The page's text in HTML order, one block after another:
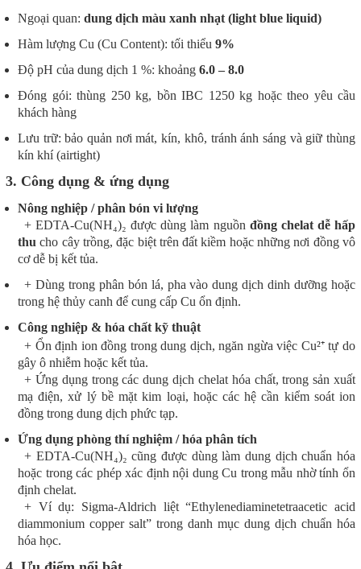
Ngoại quan: dung dịch màu xanh nhạt (light blue liquid)
Hàm lượng Cu (Cu Content): tối thiểu 9%
Độ pH của dung dịch 1 %: khoảng 6.0 – 8.0
Đóng gói: thùng 250 kg, bồn IBC 1250 kg hoặc theo yêu cầu
khách hàng
Lưu trữ: bảo quản nơi mát, kín, khô, tránh ánh sáng và giữ thùng
kín khí (airtight)
3. Công dụng & ứng dụng
Nông nghiệp / phân bón vi lượng
+ EDTA-Cu(NH₄)₂ được dùng làm nguồn đồng chelat dễ hấp
thu cho cây trồng, đặc biệt trên đất kiềm hoặc những nơi đồng vô
cơ dễ bị kết tủa.
+ Dùng trong phân bón lá, pha vào dung dịch dinh dưỡng hoặc
trong hệ thủy canh để cung cấp Cu ổn định.
Công nghiệp & hóa chất kỹ thuật
+ Ổn định ion đồng trong dung dịch, ngăn ngừa việc Cu²⁺ tự do
gây ô nhiễm hoặc kết tủa.
+ Ứng dụng trong các dung dịch chelat hóa chất, trong sản xuất
mạ điện, xử lý bề mặt kim loại, hoặc các hệ cần kiểm soát ion
đồng trong dung dịch phức tạp.
Ứng dụng phòng thí nghiệm / hóa phân tích
+ EDTA-Cu(NH₄)₂ cũng được dùng làm dung dịch chuẩn hóa
hoặc trong các phép xác định nội dung Cu trong mẫu nhờ tính ổn
định chelat.
+ Ví dụ: Sigma-Aldrich liệt “Ethylenediaminetetraacetic acid
diammonium copper salt” trong danh mục dung dịch chuẩn hóa
hóa học.